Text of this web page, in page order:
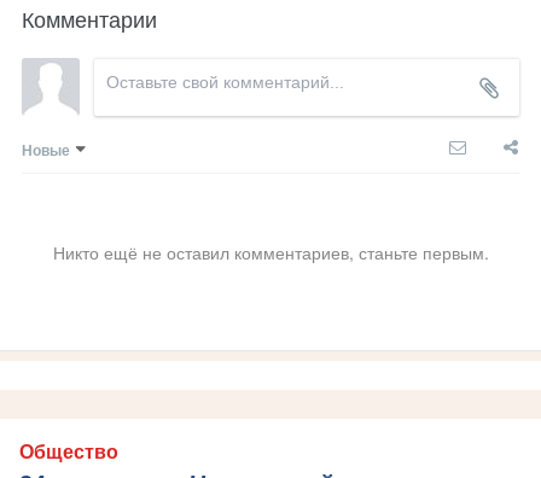
Комментарии
Новые
Никто ещё не оставил комментариев, станьте первым.
Общество